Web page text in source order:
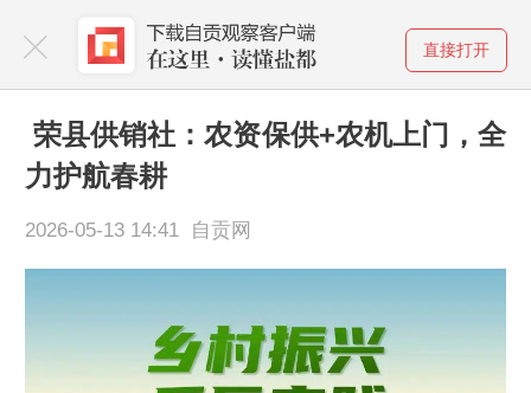
直接打开
荣县供销社：农资保供+农机上门，全
力护航春耕
2026-05-13 14:41 自贡网